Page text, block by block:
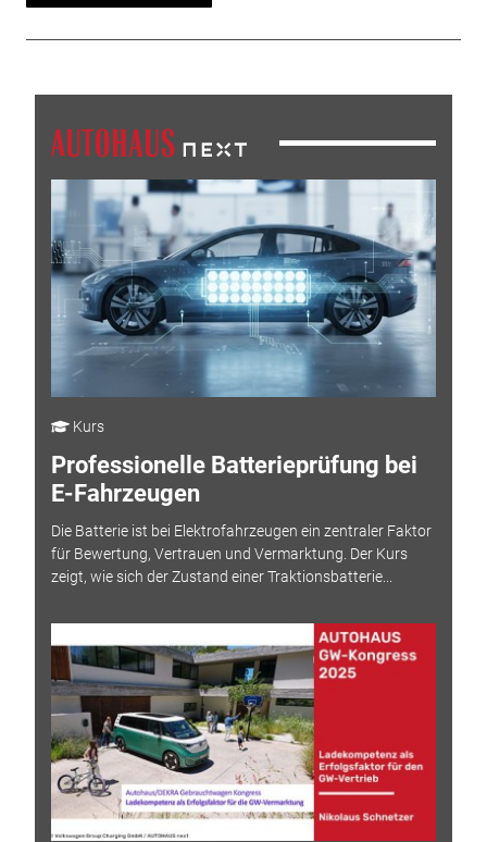
Kurs
Professionelle Batterieprüfung bei
E-Fahrzeugen
Die Batterie ist bei Elektrofahrzeugen ein zentraler Faktor
für Bewertung, Vertrauen und Vermarktung. Der Kurs
zeigt, wie sich der Zustand einer Traktionsbatterie...